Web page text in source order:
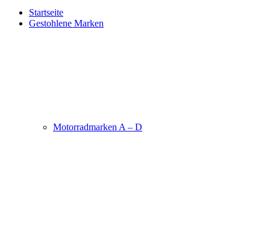
Startseite
Gestohlene Marken
Motorradmarken A – D